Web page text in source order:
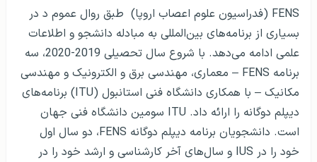
FENS (فدراسیون علوم اعصاب اروپا) طبق روال عموم د در
بسیاری از برنامه‌های بین‌المللی به مبادله دانشجو و اطلاعات
علمی ادامه می‌دهد. با شروع سال تحصیلی 2019-2020، سه
برنامه FENS – معماری، مهندسی برق و الکترونیک و مهندسی
مکانیک – با همکاری دانشگاه فنی استانبول (ITU) برنامه‌های
دیپلم دوگانه را ارائه داد. ITU سومین دانشگاه فنی جهان
است. دانشجویان برنامه دیپلم دوگانه FENS، دو سال اول
خود را در IUS و سال‌های آخر کارشناسی و ارشد خود را در